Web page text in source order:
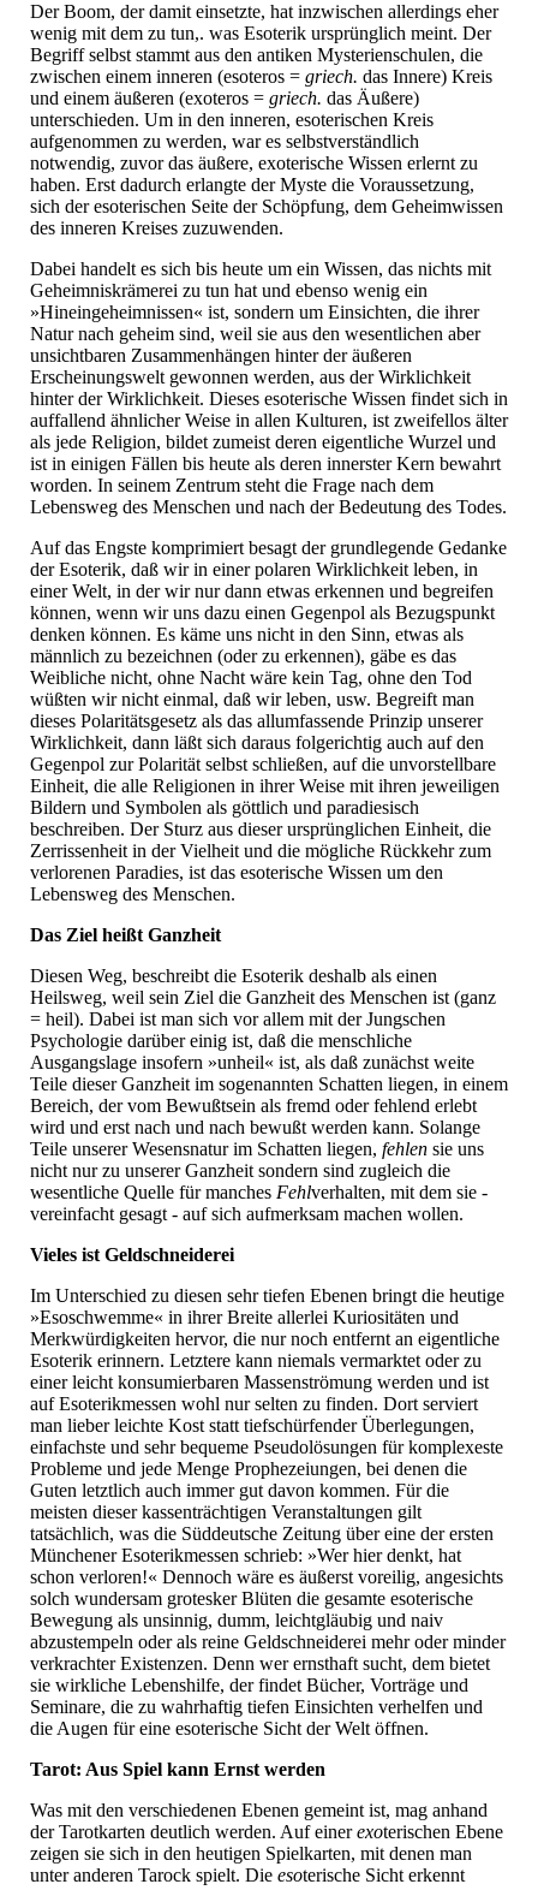
Der Boom, der damit einsetzte, hat inzwischen allerdings eher
wenig mit dem zu tun,. was Esoterik ursprünglich meint. Der
Begriff selbst stammt aus den antiken Mysterienschulen, die
zwischen einem inneren (esoteros = griech. das Innere) Kreis
und einem äußeren (exoteros = griech. das Äußere)
unterschieden. Um in den inneren, esoterischen Kreis
aufgenommen zu werden, war es selbstverständlich
notwendig, zuvor das äußere, exoterische Wissen erlernt zu
haben. Erst dadurch erlangte der Myste die Voraussetzung,
sich der esoterischen Seite der Schöpfung, dem Geheimwissen
des inneren Kreises zuzuwenden.
Dabei handelt es sich bis heute um ein Wissen, das nichts mit
Geheimniskrämerei zu tun hat und ebenso wenig ein
»Hineingeheimnissen« ist, sondern um Einsichten, die ihrer
Natur nach geheim sind, weil sie aus den wesentlichen aber
unsichtbaren Zusammenhängen hinter der äußeren
Erscheinungswelt gewonnen werden, aus der Wirklichkeit
hinter der Wirklichkeit. Dieses esoterische Wissen findet sich in
auffallend ähnlicher Weise in allen Kulturen, ist zweifellos älter
als jede Religion, bildet zumeist deren eigentliche Wurzel und
ist in einigen Fällen bis heute als deren innerster Kern bewahrt
worden. In seinem Zentrum steht die Frage nach dem
Lebensweg des Menschen und nach der Bedeutung des Todes.
Auf das Engste komprimiert besagt der grundlegende Gedanke
der Esoterik, daß wir in einer polaren Wirklichkeit leben, in
einer Welt, in der wir nur dann etwas erkennen und begreifen
können, wenn wir uns dazu einen Gegenpol als Bezugspunkt
denken können. Es käme uns nicht in den Sinn, etwas als
männlich zu bezeichnen (oder zu erkennen), gäbe es das
Weibliche nicht, ohne Nacht wäre kein Tag, ohne den Tod
wüßten wir nicht einmal, daß wir leben, usw. Begreift man
dieses Polaritätsgesetz als das allumfassende Prinzip unserer
Wirklichkeit, dann läßt sich daraus folgerichtig auch auf den
Gegenpol zur Polarität selbst schließen, auf die unvorstellbare
Einheit, die alle Religionen in ihrer Weise mit ihren jeweiligen
Bildern und Symbolen als göttlich und paradiesisch
beschreiben. Der Sturz aus dieser ursprünglichen Einheit, die
Zerrissenheit in der Vielheit und die mögliche Rückkehr zum
verlorenen Paradies, ist das esoterische Wissen um den
Lebensweg des Menschen.
Das Ziel heißt Ganzheit
Diesen Weg, beschreibt die Esoterik deshalb als einen
Heilsweg, weil sein Ziel die Ganzheit des Menschen ist (ganz
= heil). Dabei ist man sich vor allem mit der Jungschen
Psychologie darüber einig ist, daß die menschliche
Ausgangslage insofern »unheil« ist, als daß zunächst weite
Teile dieser Ganzheit im sogenannten Schatten liegen, in einem
Bereich, der vom Bewußtsein als fremd oder fehlend erlebt
wird und erst nach und nach bewußt werden kann. Solange
Teile unserer Wesensnatur im Schatten liegen, fehlen sie uns
nicht nur zu unserer Ganzheit sondern sind zugleich die
wesentliche Quelle für manches Fehlverhalten, mit dem sie -
vereinfacht gesagt - auf sich aufmerksam machen wollen.
Vieles ist Geldschneiderei
Im Unterschied zu diesen sehr tiefen Ebenen bringt die heutige
»Esoschwemme« in ihrer Breite allerlei Kuriositäten und
Merkwürdigkeiten hervor, die nur noch entfernt an eigentliche
Esoterik erinnern. Letztere kann niemals vermarktet oder zu
einer leicht konsumierbaren Massenströmung werden und ist
auf Esoterikmessen wohl nur selten zu finden. Dort serviert
man lieber leichte Kost statt tiefschürfender Überlegungen,
einfachste und sehr bequeme Pseudolösungen für komplexeste
Probleme und jede Menge Prophezeiungen, bei denen die
Guten letztlich auch immer gut davon kommen. Für die
meisten dieser kassenträchtigen Veranstaltungen gilt
tatsächlich, was die Süddeutsche Zeitung über eine der ersten
Münchener Esoterikmessen schrieb: »Wer hier denkt, hat
schon verloren!« Dennoch wäre es äußerst voreilig, angesichts
solch wundersam grotesker Blüten die gesamte esoterische
Bewegung als unsinnig, dumm, leichtgläubig und naiv
abzustempeln oder als reine Geldschneiderei mehr oder minder
verkrachter Existenzen. Denn wer ernsthaft sucht, dem bietet
sie wirkliche Lebenshilfe, der findet Bücher, Vorträge und
Seminare, die zu wahrhaftig tiefen Einsichten verhelfen und
die Augen für eine esoterische Sicht der Welt öffnen.
Tarot: Aus Spiel kann Ernst werden
Was mit den verschiedenen Ebenen gemeint ist, mag anhand
der Tarotkarten deutlich werden. Auf einerexoterischen Ebene
zeigen sie sich in den heutigen Spielkarten, mit denen man
unter anderen Tarock spielt. Die esoterische Sicht erkennt